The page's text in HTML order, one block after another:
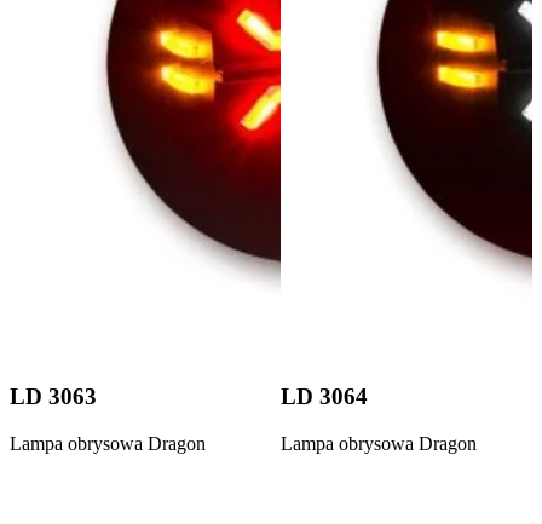
LD 3063
Lampa obrysowa Dragon
LD 3064
Lampa obrysowa Dragon